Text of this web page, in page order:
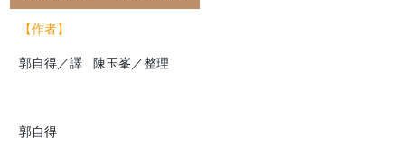
【作者】
郭自得／譯 陳玉峯／整理
郭自得